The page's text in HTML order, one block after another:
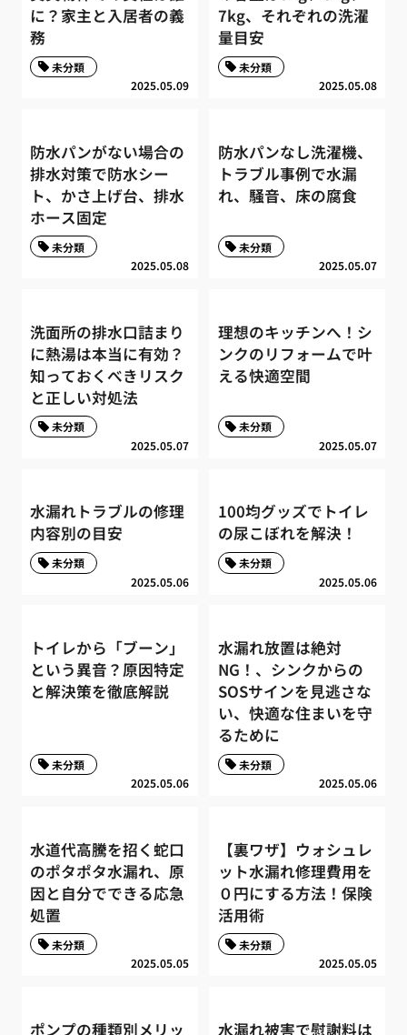
に？家主と入居者の義
務
2025.05.09
未分類
7kg、それぞれの洗濯
量目安
2025.05.08
未分類
防水パンがない場合の
排水対策で防水シー
ト、かさ上げ台、排水
ホース固定
2025.05.08
未分類
防水パンなし洗濯機、
トラブル事例で水漏
れ、騒音、床の腐食
2025.05.07
未分類
洗面所の排水口詰まり
に熱湯は本当に有効？
知っておくべきリスク
と正しい対処法
2025.05.07
未分類
理想のキッチンへ！シ
ンクのリフォームで叶
える快適空間
2025.05.07
未分類
水漏れトラブルの修理
内容別の目安
2025.05.06
未分類
100均グッズでトイレ
の尿こぼれを解決！
2025.05.06
未分類
トイレから「ブーン」
という異音？原因特定
と解決策を徹底解説
2025.05.06
未分類
水漏れ放置は絶対
NG！、シンクからの
SOSサインを見逃さな
い、快適な住まいを守
るために
2025.05.06
未分類
水道代高騰を招く蛇口
のポタポタ水漏れ、原
因と自分でできる応急
処置
2025.05.05
未分類
【裏ワザ】ウォシュレ
ット水漏れ修理費用を
０円にする方法！保険
活用術
2025.05.05
未分類
ポンプの種類別メリッ 水漏れ被害で慰謝料は